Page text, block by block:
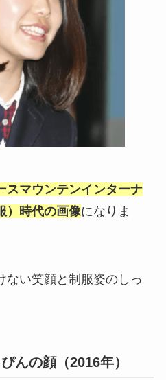
スマウンテンインターナ
）時代の画像になりま
ない笑顔と制服姿のしっ
んの顔（2016年）